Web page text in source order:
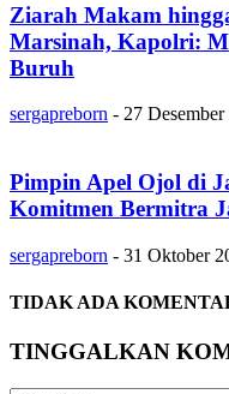
Ziarah Makam
Marsinah, Kapolri:
Buruh
sergapreborn - 27
Pimpin Apel Ojol di
Komitmen Bermitra
sergapreborn - 31 Oktober
TIDAK ADA
TINGGALKAN